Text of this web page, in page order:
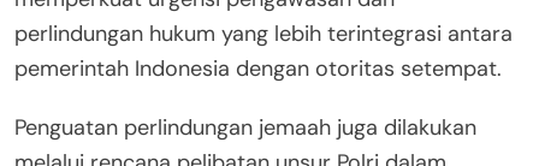
perlindungan hukum yang lebih terintegrasi antara
pemerintah Indonesia dengan otoritas setempat.
Penguatan perlindungan jemaah juga dilakukan